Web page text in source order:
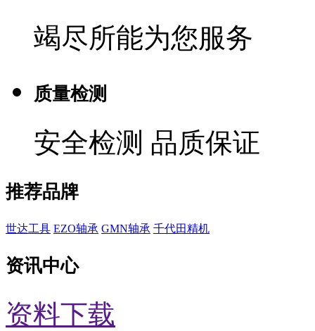
竭尽所能为您服务
质量检测
安全检测 品质保证
推荐品牌
世达工具 EZO轴承 GMN轴承 千代田精机
资讯中心
资料下载